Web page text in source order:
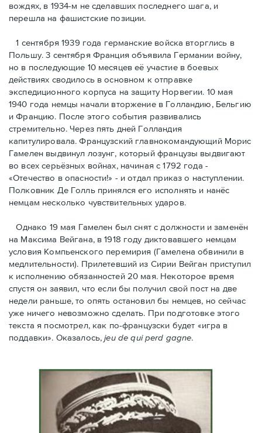
вождях, в 1934-м не сделавших последнего шага, и
перешла на фашистские позиции.
1 сентября 1939 года германские войска вторглись в
Польшу. 3 сентября Франция объявила Германии войну,
но в последующие 10 месяцев её участие в боевых
действиях сводилось в основном к отправке
экспедиционного корпуса на защиту Норвегии. 10 мая
1940 года немцы начали вторжение в Голландию, Бельгию
и Францию. После этого события развивались
стремительно. Через пять дней Голландия
капитулировала. Французский главнокомандующий Морис
Гамелен выдвинул лозунг, который французы выдвигают
во всех серьёзных войнах, начиная с 1792 года -
«Отечество в опасности!» - и отдал приказ о наступлении.
Полковник Дe Голль принялся его исполнять и нанёс
немцам несколько чувствительных ударов.
Однако 19 мая Гамелен был снят с должности и заменён
на Максима Вейгана, в 1918 году диктовавшего немцам
условия Компьенского перемирия (Гамелена обвинили в
медлительности). Прилетевший из Сирии Вейган приступил
к исполнению обязанностей 20 мая. Hекоторое время
спустя oн заявил, что если бы получил свой пост на две
недели раньше, то опять остановил бы немцев, но сейчас
уже ничего невозможно сделать. При подготовке этого
текста я посмотрел, как по-французски будет «игра в
поддавки». Оказалось,jeu de qui perd gagne.